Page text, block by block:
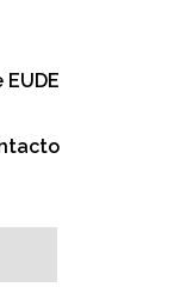
EUDE